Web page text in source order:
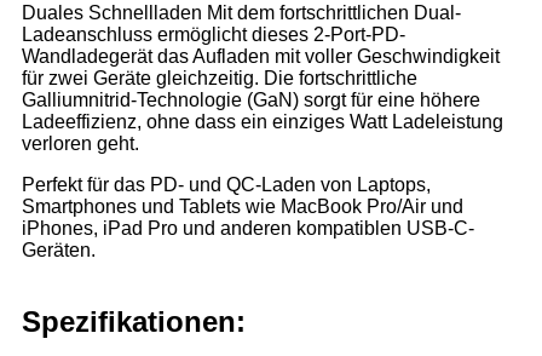
Duales Schnellladen Mit dem fortschrittlichen Dual-
Ladeanschluss ermöglicht dieses 2-Port-PD-
Wandladegerät das Aufladen mit voller Geschwindigkeit
für zwei Geräte gleichzeitig. Die fortschrittliche
Galliumnitrid-Technologie (GaN) sorgt für eine höhere
Ladeeffizienz, ohne dass ein einziges Watt Ladeleistung
verloren geht.
Perfekt für das PD- und QC-Laden von Laptops,
Smartphones und Tablets wie MacBook Pro/Air und
iPhones, iPad Pro und anderen kompatiblen USB-C-
Geräten.
Spezifikationen: